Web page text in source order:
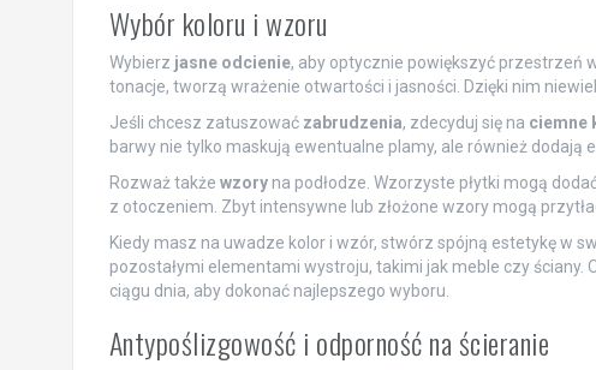
Wybór koloru i wzoru
Wybierz jasne odcienie, aby optycznie powiększyć przestrzeń
tonacje, tworzą wrażenie otwartości i jasności. Dzięki nim
Jeśli chcesz zatuszować zabrudzenia, zdecyduj się na ciemne
barwy nie tylko maskują ewentualne plamy, ale również dodają
Rozważ także wzoryna podłodze. Wzorzyste płytki mogą
z otoczeniem. Zbyt intensywne lub złożone wzory mogą
Kiedy masz na uwadze kolor i wzór, stwórz spójną estetykę w
pozostałymi elementami wystroju, takimi jak meble czy ściany.
ciągu dnia, aby dokonać najlepszego wyboru.
Antypoślizgowość i odporność na ścieranie